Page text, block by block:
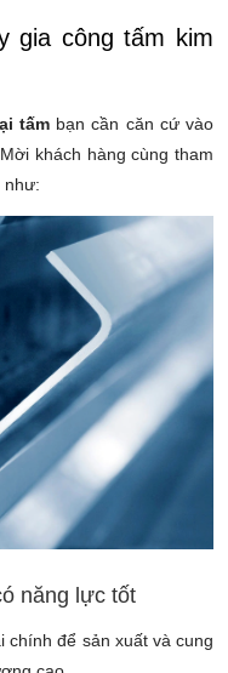
gia công tấm kim
tấmbạn cần căn cứ vào
khách hàng cùng tham
như:
năng lực tốt
chính để sản xuất và cung